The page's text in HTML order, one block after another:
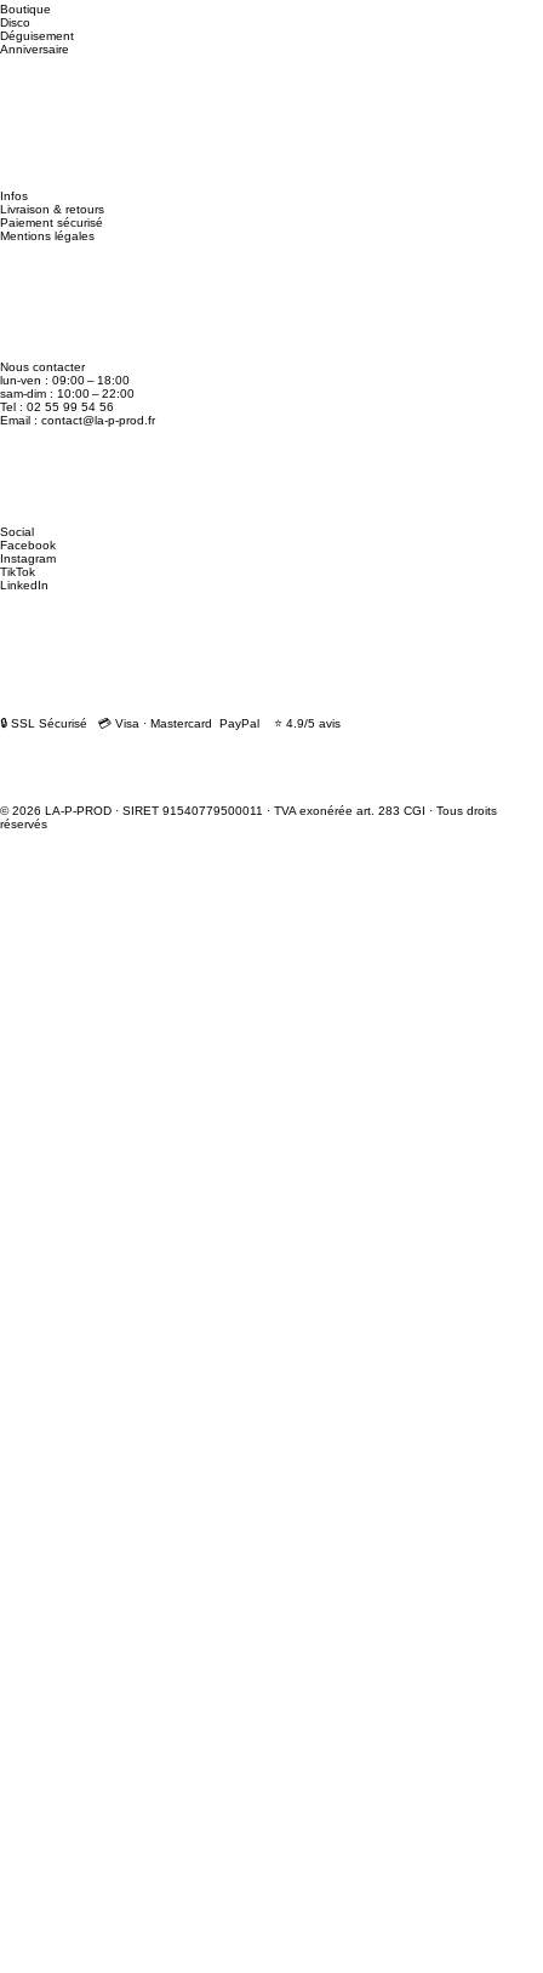
Boutique
Disco
Déguisement
Anniversaire
Social
Facebook
Instagram
TikTok
LinkedIn
Infos
Livraison & retours
Paiement sécurisé
Mentions légales
Nous contacter
lun-ven : 09:00 – 18:00
sam-dim : 10:00 – 22:00
Tel : 02 55 99 54 56
Email : contact@la-p-prod.fr
© 2026 LA-P-PROD · SIRET 91540779500011 · TVA exonérée art. 283 CGI · Tous droits
réservés
🔒 SSL Sécurisé 💳 Visa · Mastercard PayPal ⭐ 4.9/5 avis